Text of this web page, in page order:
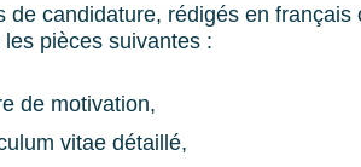
de candidature, rédigés en français
pièces suivantes :
de motivation,
vitae détaillé,